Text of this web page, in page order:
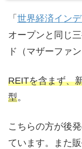
「 世界経済イン
オープンと同じ
ド（マザーファ
REITを含まず、
型。
こちらの方が後
ています。また